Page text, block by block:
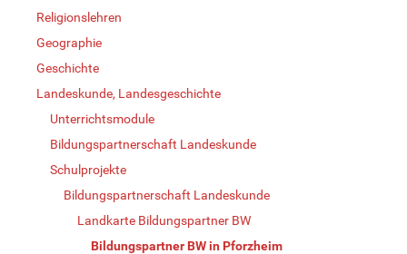
Religionslehren
Geographie
Geschichte
Landeskunde, Landesgeschichte
Unterrichtsmodule
Bildungspartnerschaft Landeskunde
Schulprojekte
Bildungspartnerschaft Landeskunde
Landkarte Bildungspartner BW
Bildungspartner BW in Pforzheim